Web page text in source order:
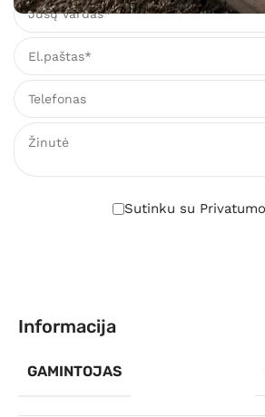
Sutinku su
Informacija
GAMINTOJAS